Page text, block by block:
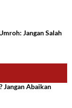
Jangan Salah
Jangan Abaikan